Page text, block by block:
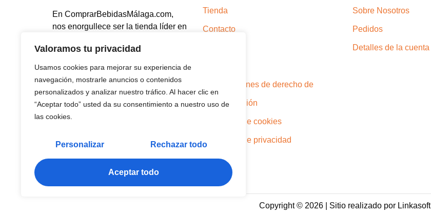
Valoramos tu privacidad
Usamos cookies para mejorar su experiencia de
navegación, mostrarle anuncios o contenidos
personalizados y analizar nuestro tráfico. Al hacer clic en
“Aceptar todo” usted da su consentimiento a nuestro uso de
las cookies.
Personalizar Rechazar todo
Aceptar todo
En ComprarBebidasMálaga.com,
nos enorgullece ser la tienda líder en
Tienda
Contacto
Condiciones de derecho de
contratación
Política de cookies
Política de privacidad
Sobre Nosotros
Pedidos
Detalles de la cuenta
Copyright © 2026 | Sitio realizado por Linkasoft